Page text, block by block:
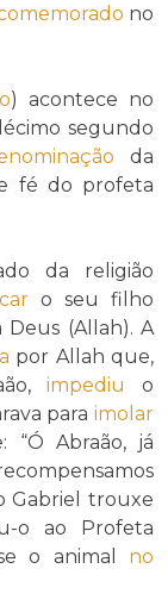
no
) acontece no
segundo
da
fé do profeta
da religião
o seu filho
Deus (Allah). A
por Allah que,
impediu
o
para imolar
“Ó Abraão, já
Gabriel trouxe
o ao Profeta
o animal no